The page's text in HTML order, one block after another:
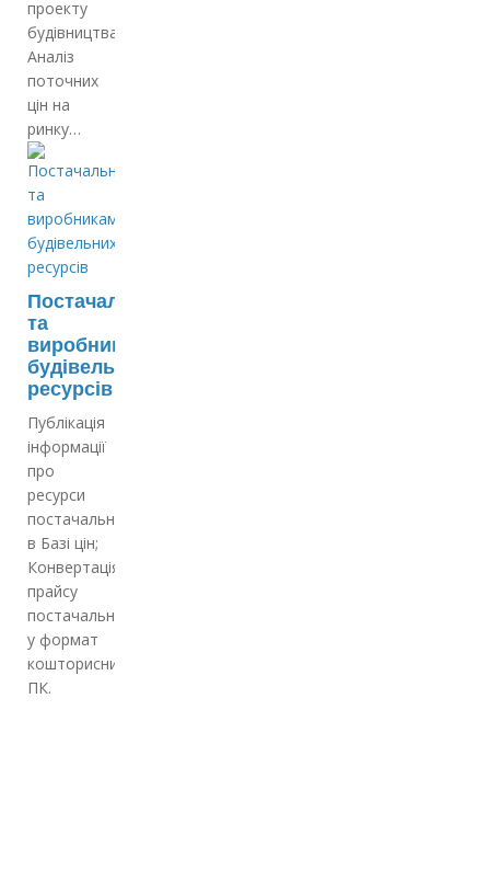
проекту
будівництва;
Аналіз
поточних
цін на
ринку…
Постачальникам
та
виробникам
будівельних
ресурсів
Публікація
інформації
про
ресурси
постачальника
в Базі цін;
Конвертація
прайсу
постачальника
у формат
кошторисних
ПК.